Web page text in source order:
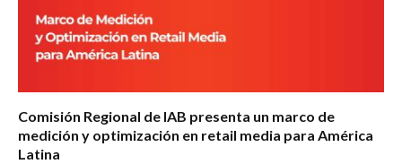
Comisión Regional de IAB presenta un marco de
medición y optimización en retail media para América
Latina